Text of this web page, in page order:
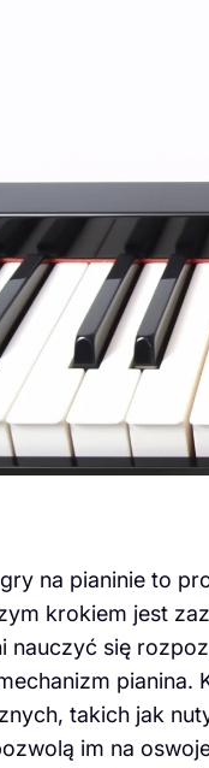
na pianinie to
krokiem jest
nauczyć się
takich jak
im na